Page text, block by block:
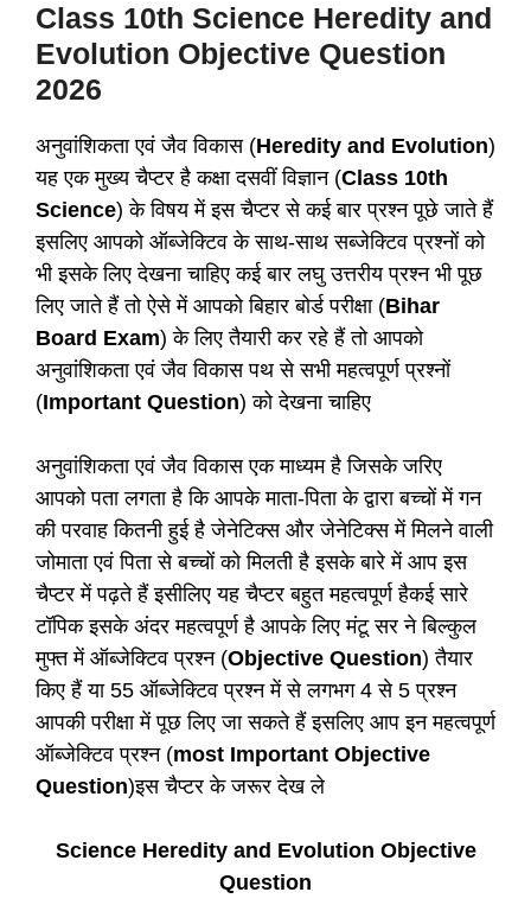
Class 10th Science Heredity and
Evolution Objective Question
2026
अनुवांशिकता एवं जैव विकास (Heredity and Evolution)
यह एक मुख्य चैप्टर है कक्षा दसवीं विज्ञान (Class 10th
Science) के विषय में इस चैप्टर से कई बार प्रश्न पूछे जाते हैं
इसलिए आपको ऑब्जेक्टिव के साथ-साथ सब्जेक्टिव प्रश्नों को
भी इसके लिए देखना चाहिए कई बार लघु उत्तरीय प्रश्न भी पूछ
लिए जाते हैं तो ऐसे में आपको बिहार बोर्ड परीक्षा (Bihar
Board Exam) के लिए तैयारी कर रहे हैं तो आपको
अनुवांशिकता एवं जैव विकास पथ से सभी महत्वपूर्ण प्रश्नों
(Important Question) को देखना चाहिए
अनुवांशिकता एवं जैव विकास एक माध्यम है जिसके जरिए
आपको पता लगता है कि आपके माता-पिता के द्वारा बच्चों में गन
की परवाह कितनी हुई है जेनेटिक्स और जेनेटिक्स में मिलने वाली
जोमाता एवं पिता से बच्चों को मिलती है इसके बारे में आप इस
चैप्टर में पढ़ते हैं इसीलिए यह चैप्टर बहुत महत्वपूर्ण हैकई सारे
टॉपिक इसके अंदर महत्वपूर्ण है आपके लिए मंटू सर ने बिल्कुल
मुफ्त में ऑब्जेक्टिव प्रश्न (Objective Question) तैयार
किए हैं या 55 ऑब्जेक्टिव प्रश्न में से लगभग 4 से 5 प्रश्न
आपकी परीक्षा में पूछ लिए जा सकते हैं इसलिए आप इन महत्वपूर्ण
ऑब्जेक्टिव प्रश्न (most Important Objective
Question)इस चैप्टर के जरूर देख ले
Science Heredity and Evolution Objective
Question